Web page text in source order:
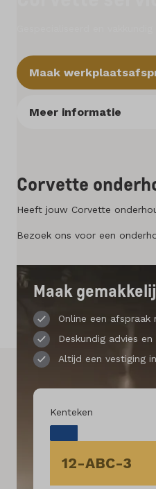
Vergelijken
Merken
Kennis & advies
Land
Nederland
Maak
Meer informatie
Corvette
Heeft jouw Corvette
Bezoek ons voor een
Maak
Online een afspraak
Deskundig advies
Altijd een vestiging
Kenteken